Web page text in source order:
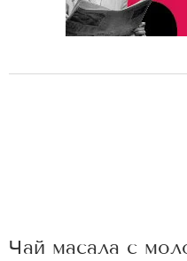
Чай масала с